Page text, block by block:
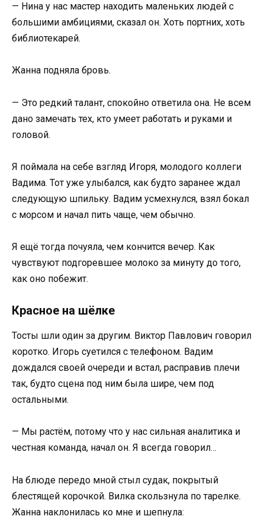
— Нина у нас мастер находить маленьких людей с
большими амбициями, сказал он. Хоть портних, хоть
библиотекарей.
Жанна подняла бровь.
— Это редкий талант, спокойно ответила она. Не всем
дано замечать тех, кто умеет работать и руками и
головой.
Я поймала на себе взгляд Игоря, молодого коллеги
Вадима. Тот уже улыбался, как будто заранее ждал
следующую шпильку. Вадим усмехнулся, взял бокал
с морсом и начал пить чаще, чем обычно.
Я ещё тогда почуяла, чем кончится вечер. Как
чувствуют подгоревшее молоко за минуту до того,
как оно побежит.
Красное на шёлке
Тосты шли один за другим. Виктор Павлович говорил
коротко. Игорь суетился с телефоном. Вадим
дождался своей очереди и встал, расправив плечи
так, будто сцена под ним была шире, чем под
остальными.
— Мы растём, потому что у нас сильная аналитика и
честная команда, начал он. Я всегда говорил…
На блюде передо мной стыл судак, покрытый
блестящей корочкой. Вилка скользнула по тарелке.
Жанна наклонилась ко мне и шепнула: